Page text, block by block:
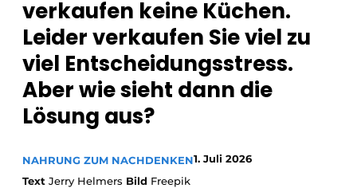
Datenschutz / Cookie-Erklärung
Ein Stellenangebot registrieren
Offene Stellen
Videos
Arbeitsblätter
Möbelbeschläge und Schränke
verkaufen keine Küchen.
Leider verkaufen Sie viel zu
viel Entscheidungsstress.
Aber wie sieht dann die
Lösung aus?
NAHRUNG ZUM NACHDENKEN1. Juli 2026
Text Jerry Helmers Bild Freepik